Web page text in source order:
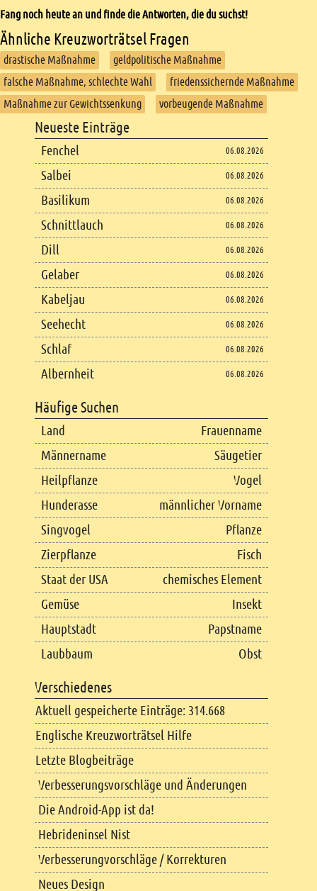
Fang noch heute an und finde die Antworten, die du suchst!
Ähnliche Kreuzworträtsel Fragen
drastische Maßnahme
geldpolitische Maßnahme
falsche Maßnahme, schlechte Wahl
friedenssichernde Maßnahme
Maßnahme zur Gewichtssenkung
vorbeugende Maßnahme
Footer content
Neueste Einträge
Fenchel 06.08.2026
Salbei 06.08.2026
Basilikum 06.08.2026
Schnittlauch 06.08.2026
Dill 06.08.2026
Gelaber 06.08.2026
Kabeljau 06.08.2026
Seehecht 06.08.2026
Schlaf 06.08.2026
Albernheit 06.08.2026
Häufige Suchen
Land
Frauenname
Männername
Säugetier
Heilpflanze
Vogel
Hunderasse
männlicher Vorname
Singvogel
Pflanze
Zierpflanze
Fisch
Staat der USA
chemisches Element
Gemüse
Insekt
Hauptstadt
Papstname
Laubbaum
Obst
Verschiedenes
Aktuell gespeicherte Einträge: 314.668
Englische Kreuzworträtsel Hilfe
Letzte Blogbeiträge
Verbesserungsvorschläge und Änderungen
Die Android-App ist da!
Hebrideninsel Nist
Verbesserungvorschläge / Korrekturen
Neues Design